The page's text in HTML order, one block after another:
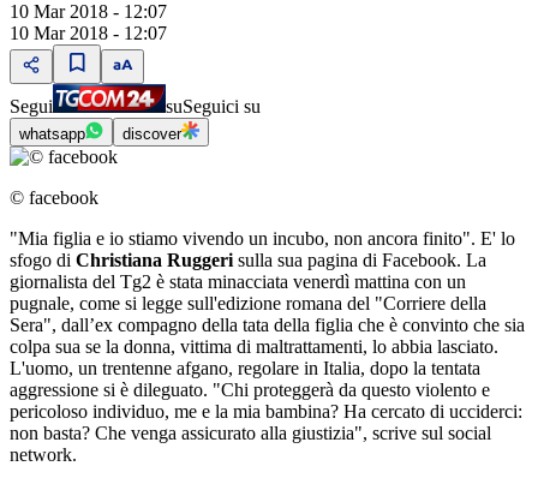
10 Mar 2018 - 12:07
10 Mar 2018 - 12:07
Segui suSeguici su
whatsapp discover
© facebook
"Mia figlia e io stiamo vivendo un incubo, non ancora finito". E' lo
sfogo di Christiana Ruggeri sulla sua pagina di Facebook. La
giornalista del Tg2 è stata minacciata venerdì mattina con un
pugnale, come si legge sull'edizione romana del "Corriere della
Sera", dall’ex compagno della tata della figlia che è convinto che sia
colpa sua se la donna, vittima di maltrattamenti, lo abbia lasciato.
L'uomo, un trentenne afgano, regolare in Italia, dopo la tentata
aggressione si è dileguato. "Chi proteggerà da questo violento e
pericoloso individuo, me e la mia bambina? Ha cercato di ucciderci:
non basta? Che venga assicurato alla giustizia", scrive sul social
network.